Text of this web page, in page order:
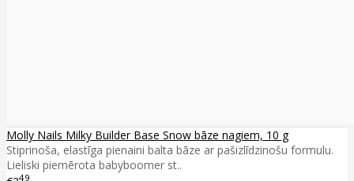
Molly Nails Milky Builder Base Snow bāze nagiem, 10 g
Stiprinoša, elastīga pienaini balta bāze ar pašizlīdzinošu formulu.
Lieliski piemērota babyboomer st..
49